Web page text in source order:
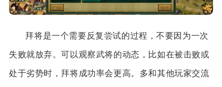
拜将是一个需要反复尝试的过程，不要因为一次
失败就放弃。可以观察武将的动态，比如在被击败或
处于劣势时，拜将成功率会更高。多和其他玩家交流